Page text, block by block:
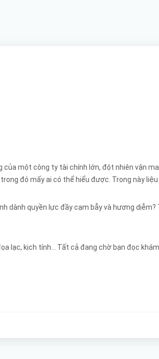
của một công ty tài chính lớn, đột nhiên vận
đó mấy ai có thể hiểu được. Trong này
dành quyền lực đầy cạm bẫy và hương
lạc, kịch tính... Tất cả đang chờ bạn đọc